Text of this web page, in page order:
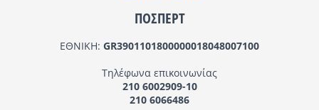
ΠΟΣΠΕΡΤ
ΕΘΝΙΚΗ: GR3901101800000018048007100
Τηλέφωνα επικοινωνίας
210 6002909-10
210 6066486